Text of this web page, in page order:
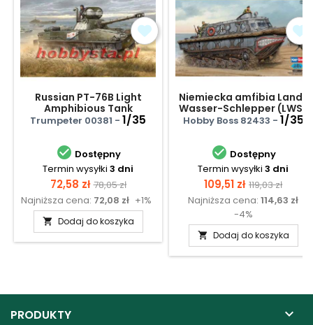
Russian PT-76B Light
Amphibious Tank
Trumpeter 00381 - 1/35
 Dostępny
Termin wysyłki 3 dni
Cena
72,58 zł Cena
podstawowa
78,05 zł
Najniższa cena: 72,08 zł +1%
 Dodaj do koszyka
Niemiecka amfibia Land-
Wasser-Schlepper (LWS)
Medium production
Hobby Boss 82433 - 1/35
 Dostępny
Termin wysyłki 3 dni
Cena
109,51 zł Cena
119,03 zł
Najniższa cena: 114,63 zł
-4%
 Dodaj do koszyka
PRODUKTY 